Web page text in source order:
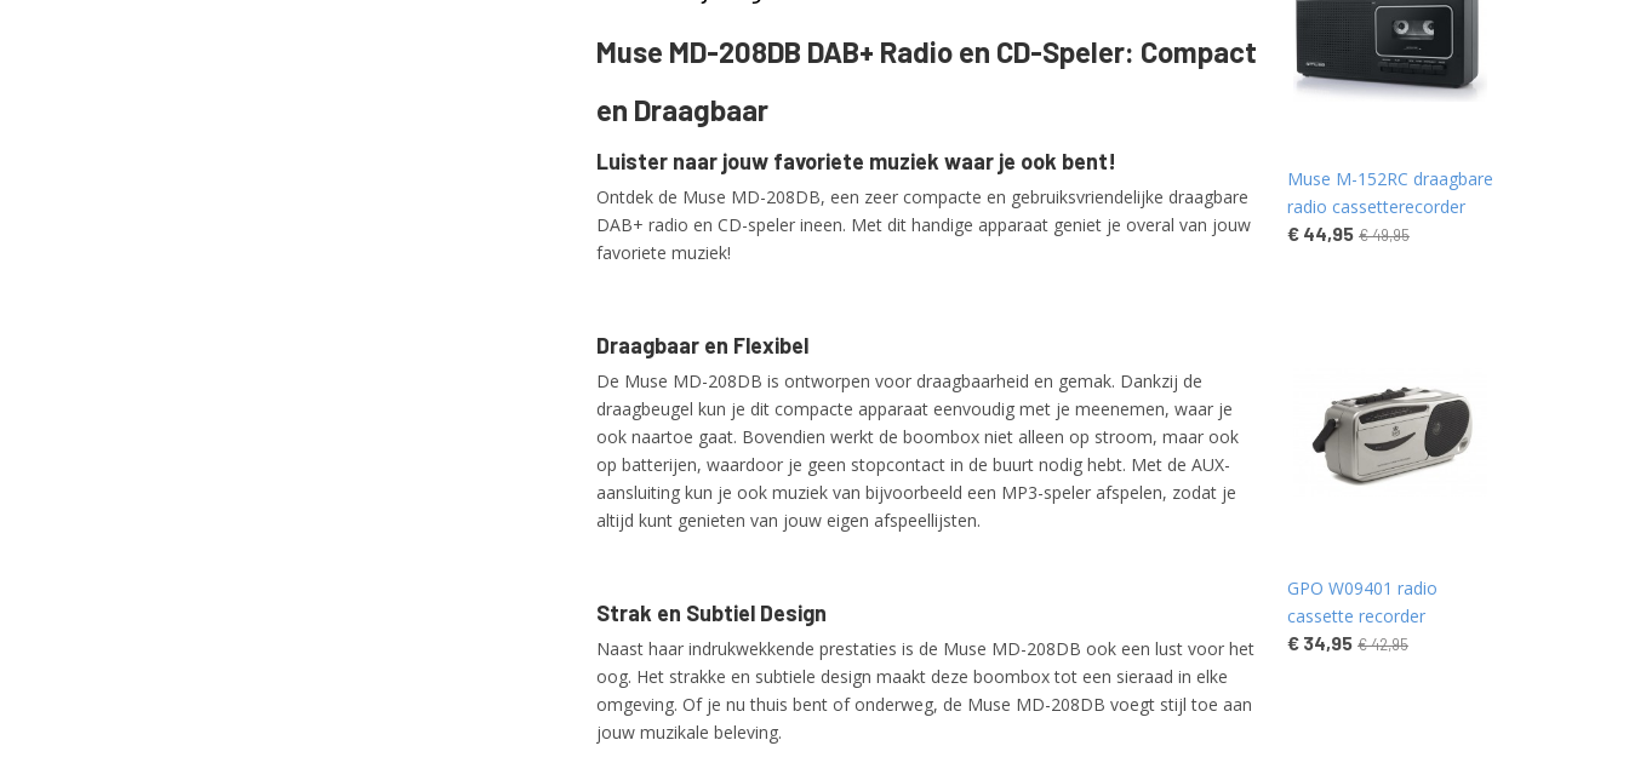
Netto gewicht
1,00 Kg
Muse MD-208DB DAB+ Radio en CD-Speler: Compact
en Draagbaar
Luister naar jouw favoriete muziek waar je ook bent!
Ontdek de Muse MD-208DB, een zeer compacte en gebruiksvriendelijke draagbare
DAB+ radio en CD-speler ineen. Met dit handige apparaat geniet je overal van jouw
favoriete muziek!
Draagbaar en Flexibel
De Muse MD-208DB is ontworpen voor draagbaarheid en gemak. Dankzij de
draagbeugel kun je dit compacte apparaat eenvoudig met je meenemen, waar je
ook naartoe gaat. Bovendien werkt de boombox niet alleen op stroom, maar ook
op batterijen, waardoor je geen stopcontact in de buurt nodig hebt. Met de AUX-
aansluiting kun je ook muziek van bijvoorbeeld een MP3-speler afspelen, zodat je
altijd kunt genieten van jouw eigen afspeellijsten.
Strak en Subtiel Design
Naast haar indrukwekkende prestaties is de Muse MD-208DB ook een lust voor het
oog. Het strakke en subtiele design maakt deze boombox tot een sieraad in elke
omgeving. Of je nu thuis bent of onderweg, de Muse MD-208DB voegt stijl toe aan
jouw muzikale beleving.
Muse M-152RC draagbare
radio cassetterecorder
€ 44,95 € 49,95
GPO W09401 radio
cassette recorder
€ 34,95 € 42,95